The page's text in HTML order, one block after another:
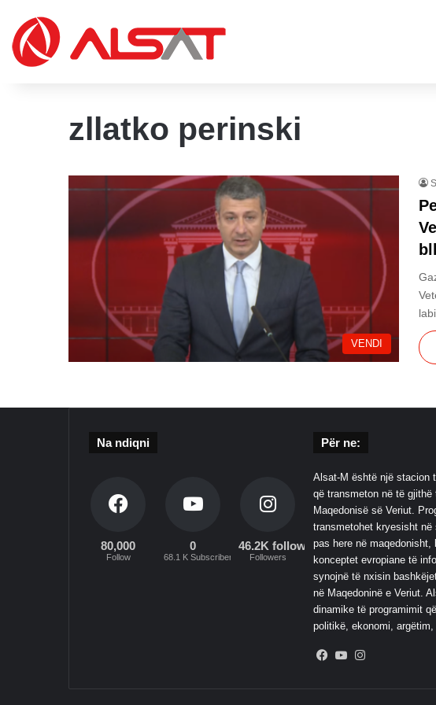
zllatko perinski
VENDI
Na ndiqni
80,000
Follow
0
68.1 K Subscribers
46.2K followers
Followers
Për ne:
Alsat-M është një stacion
që transmeton në të gjithë
Maqedonisë së Veriut.
transmetohet kryesisht në
pas here në maqedonisht,
konceptet evropiane të
synojnë të nxisin
në Maqedoninë e Veriut.
dinamike të programimit
politikë, ekonomi,
Facebook
YouTube